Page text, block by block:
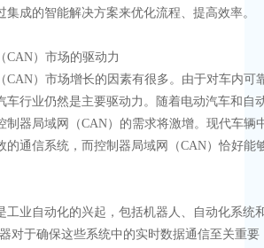
集成的智能解决方案来优化流程、提高效率。
CAN）市场的驱动力
CAN）市场增长的因素有很多。由于对车内可
车行业仍然是主要驱动力。随着电动汽车和自
制器局域网（CAN）的需求将激增。现代车辆
的通信系统，而控制器局域网（CAN）恰好能
工业自动化的兴起，包括机器人、自动化系统
对于确保这些系统中的实时数据通信至关重要